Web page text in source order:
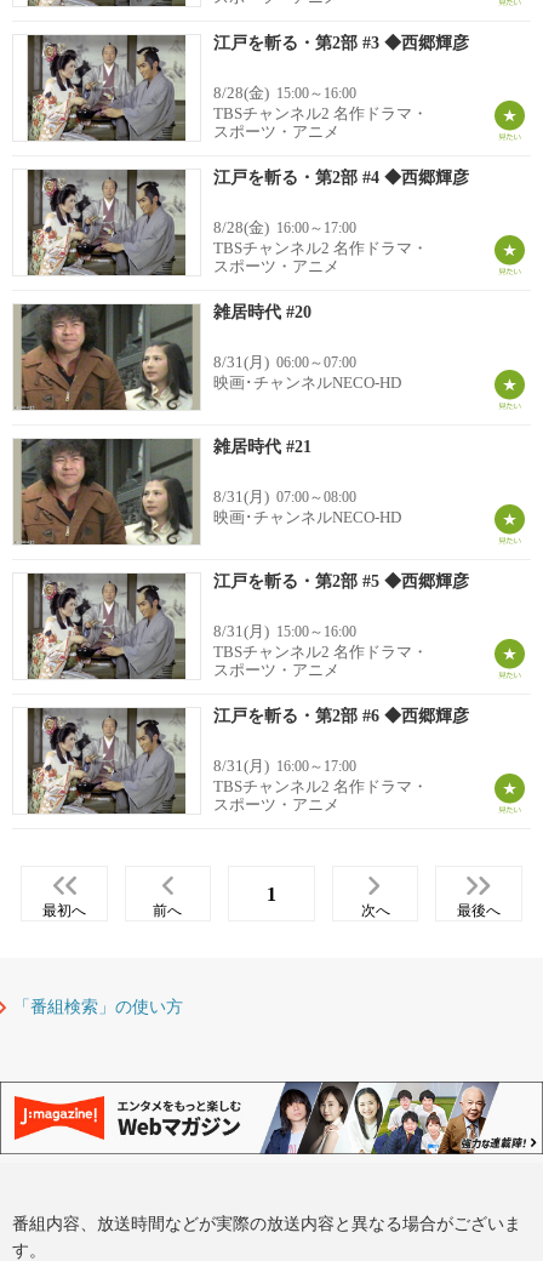
江戸を斬る・第2部 #3 ◆西郷輝彦
8/28(金) 15:00～16:00
TBSチャンネル2 名作ドラマ・
スポーツ・アニメ
江戸を斬る・第2部 #4 ◆西郷輝彦
8/28(金) 16:00～17:00
TBSチャンネル2 名作ドラマ・
スポーツ・アニメ
雑居時代 #20
8/31(月) 06:00～07:00
映画･チャンネルNECO-HD
雑居時代 #21
8/31(月) 07:00～08:00
映画･チャンネルNECO-HD
江戸を斬る・第2部 #5 ◆西郷輝彦
8/31(月) 15:00～16:00
TBSチャンネル2 名作ドラマ・
スポーツ・アニメ
江戸を斬る・第2部 #6 ◆西郷輝彦
8/31(月) 16:00～17:00
TBSチャンネル2 名作ドラマ・
スポーツ・アニメ
最初へ 前へ
1
次へ 最後へ
「番組検索」の使い方
番組内容、放送時間などが実際の放送内容と異なる場合がございま
す。